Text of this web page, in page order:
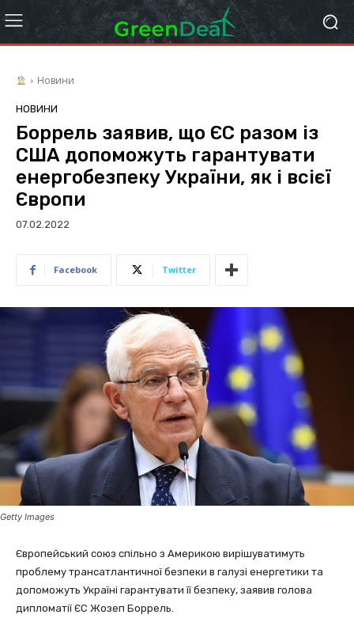
Новини
НОВИНИ
Боррель заявив, що ЄС разом із
США допоможуть гарантувати
енергобезпеку України, як і всієї
Європи
07.02.2022
Facebook Twitter
Getty Images
Європейський союз спільно з Америкою вирішуватимуть
проблему трансатлантичної безпеки в галузі енергетики та
допоможуть Україні гарантувати її безпеку, заявив голова
дипломатії ЄС Жозеп Боррель.